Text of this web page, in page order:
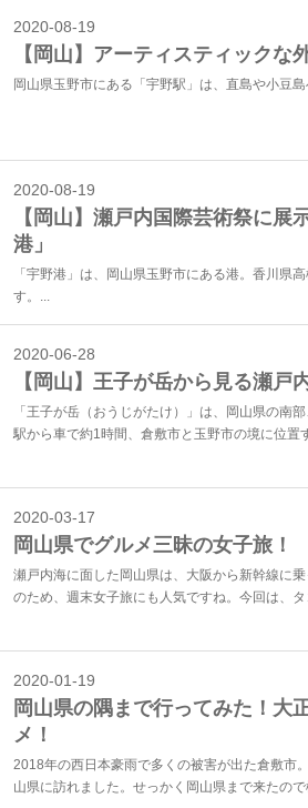
2020-08-19
【岡山】アーティスティックな
岡山県玉野市にある「宇野駅」は、直島や小豆
2020-08-19
【岡山】瀬戸内国際芸術祭に展
港」
「宇野港」は、岡山県玉野市にある港。香川県
す。...
2020-06-28
【岡山】王子が岳から見る瀬戸
「王子が岳（おうじがたけ）」は、岡山県の南
駅から車で約1時間、倉敷市と玉野市の境に位置
2020-03-17
岡山県でグルメ三昧の女子旅！
瀬戸内海に面した岡山県は、大阪から新幹線に
のため、週末女子旅にも人気ですね。今回は、
2020-01-19
岡山県の隅まで行ってみた！大
メ！
2018年の西日本豪雨で多くの被害が出た倉敷市
山県に訪れました。せっかく岡山県まで来たの